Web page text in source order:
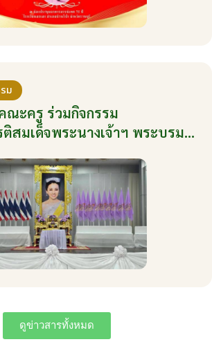
ม
ณะครู ร่วมกิจกรรม
ติสมเด็จพระนางเจ้าฯ พระบรม
อกาสวันเฉลิมพระชนมพรรษา
เภอเมืองบ้านโป่ง ณ ศาลา
ำ วันที่ 3 มิถุนายน 2569
ดูข่าวสารทั้งหมด